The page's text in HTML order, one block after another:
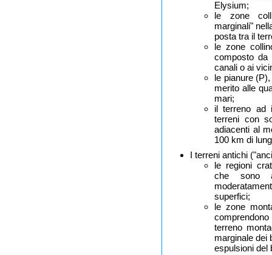
Elysium;
le zone
marginali"
posta tra il
le zone
composto da
canali o ai
le pianure
merito alle
mari;
il terreno ad
terreni con
adiacenti al
100 km di
I terreni antichi
le regioni
che sono
superfici;
le zone
terreno
marginale dei
espulsioni del